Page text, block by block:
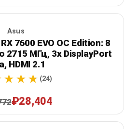
Asus
7600 EVO OC Edition: 8
2715 МГц, 3x DisplayPort
HDMI 2.1
(24)
₽28,404